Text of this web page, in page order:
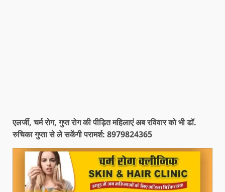
एलर्जी, चर्म रोग, गुप्त रोग की पीड़ित महिलाएं अब रविवार को भी डॉ.
रुचिका गुप्ता से ले सकेंगी परामर्श: 8979824365